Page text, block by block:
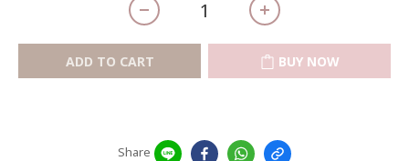
ADD TO CART BUY NOW
Share